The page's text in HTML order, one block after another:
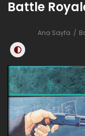
Battle
Ana Sayfa